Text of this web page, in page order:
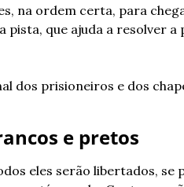
na ordem certa, para
pista, que ajuda a resolver
dos prisioneiros e dos
e pretos
eles serão libertados, se